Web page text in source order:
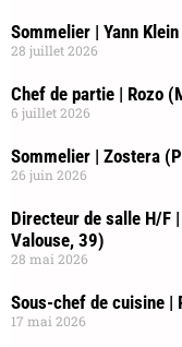
Sommelier | Yann
28 juillet 2026
Chef de partie | Rozo
6 juillet 2026
Sommelier | Zostera
26 juin 2026
Directeur de salle H/F
Valouse, 39)
28 mai 2026
Sous-chef de cuisine |
17 mai 2026